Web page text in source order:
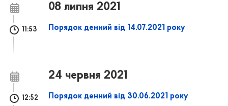
08 липня 2021
11:53 Порядок денний від 14.07.2021 року
24 червня 2021
12:52 Порядок денний від 30.06.2021 року